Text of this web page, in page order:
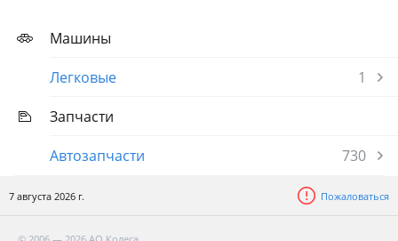
Машины
Легковые
1
Запчасти
Автозапчасти
730
7 августа 2026 г. Пожаловаться